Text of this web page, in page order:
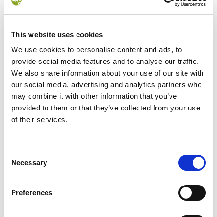
This website uses cookies
We use cookies to personalise content and ads, to
provide social media features and to analyse our traffic.
We also share information about your use of our site with
our social media, advertising and analytics partners who
may combine it with other information that you’ve
provided to them or that they’ve collected from your use
of their services.
Selection
Necessary
Preferences
NEWS